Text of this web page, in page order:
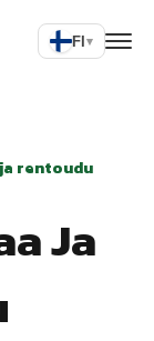
FI▾
rentoudu
Ja